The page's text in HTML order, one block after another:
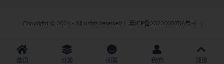
Copyright © 2021 - All rights reserved 冀ICP备2022000706号-6
首页 分类 问答 我的 顶部